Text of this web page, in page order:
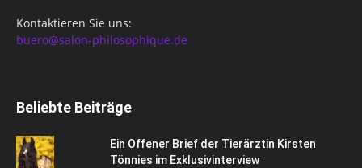
Kontaktieren Sie uns:
buero@salon-philosophique.de
Beliebte Beiträge
Ein Offener Brief der Tierärztin Kirsten
Tönnies im Exklusivinterview